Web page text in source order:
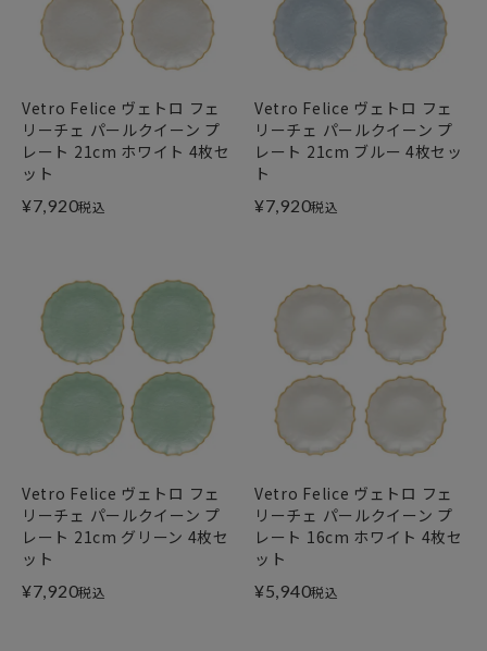
Vetro Felice ヴェトロ フェ
リーチェ パールクイーン プ
レート 21cm ホワイト 4枚セ
ット
¥7,920税込
Vetro Felice ヴェトロ フェ
リーチェ パールクイーン プ
レート 21cm ブルー 4枚セッ
ト
¥7,920税込
Vetro Felice ヴェトロ フェ
リーチェ パールクイーン プ
レート 21cm グリーン 4枚セ
ット
¥7,920税込
Vetro Felice ヴェトロ フェ
リーチェ パールクイーン プ
レート 16cm ホワイト 4枚セ
ット
¥5,940税込